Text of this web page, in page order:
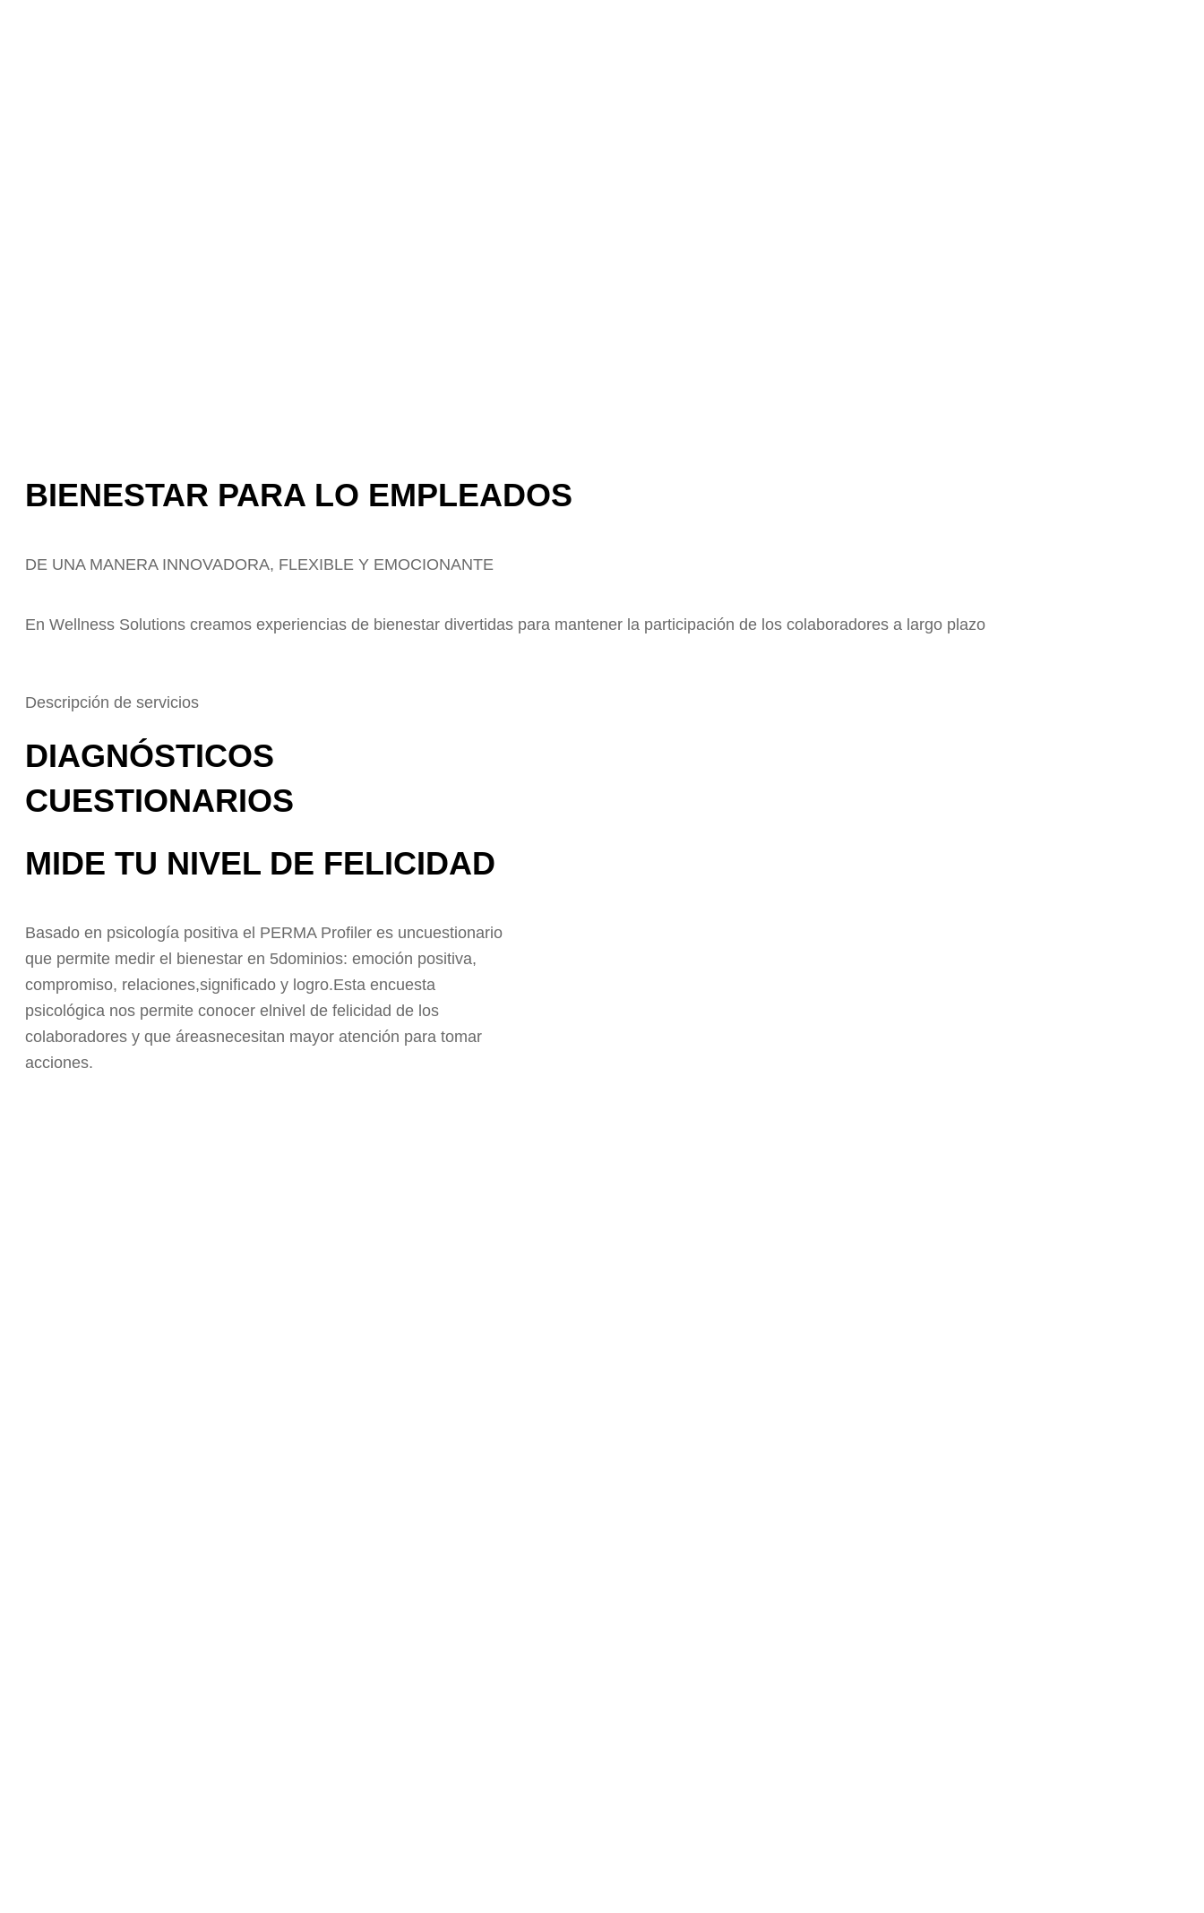
BIENESTAR PARA LO EMPLEADOS
DE UNA MANERA INNOVADORA, FLEXIBLE Y EMOCIONANTE
En Wellness Solutions creamos experiencias de bienestar divertidas para mantener la participación de los colaboradores a largo plazo
Descripción de servicios
DIAGNÓSTICOS
CUESTIONARIOS
MIDE TU NIVEL DE FELICIDAD
Basado en psicología positiva el PERMA Profiler es uncuestionario
que permite medir el bienestar en 5dominios: emoción positiva,
compromiso, relaciones,significado y logro.Esta encuesta
psicológica nos permite conocer elnivel de felicidad de los
colaboradores y que áreasnecesitan mayor atención para tomar
acciones.